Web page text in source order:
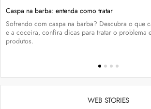
Caspa na barba: entenda como tratar
Sofrendo com caspa na barba? Descubra o que
e a coceira, confira dicas para tratar o problema
produtos.
WEB STORIES